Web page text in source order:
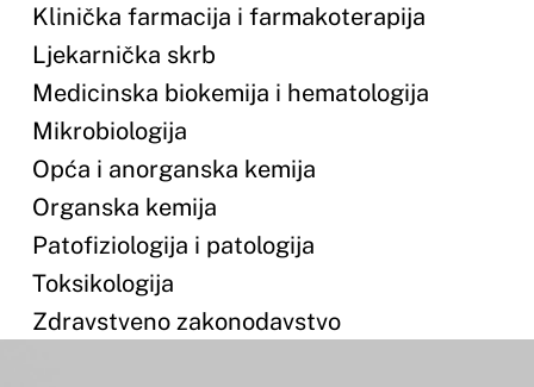
Farmaceutski fakultet
O Fakultetu
Uvodna riječ dekana
Osnovni podaci
Ustroj
Misija, vizija, strategija